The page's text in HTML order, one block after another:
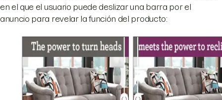
en el que el usuario puede deslizar una barra por el
anuncio para revelar la función del producto: